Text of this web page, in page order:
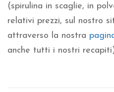
(spirulina in scaglie, in
relativi prezzi, sul nostro
attraverso la nostra
anche tutti i nostri